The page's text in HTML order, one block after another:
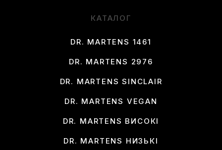
КАТАЛОГ
DR. MARTENS 1461
DR. MARTENS 2976
DR. MARTENS SINCLAIR
DR. MARTENS VEGAN
DR. MARTENS ВИСОКІ
DR. MARTENS НИЗЬКІ